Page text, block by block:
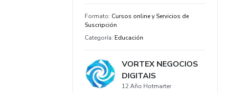
Formato: Cursos online y Servicios de
Suscripción
Categoría: Educación
VORTEX NEGOCIOS
DIGITAIS
12 Año Hotmarter